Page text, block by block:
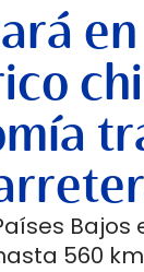
560